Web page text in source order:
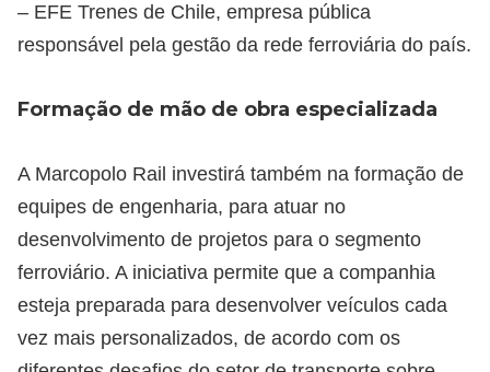
– EFE Trenes de Chile, empresa pública
responsável pela gestão da rede ferroviária do país.
Formação de mão de obra especializada
A Marcopolo Rail investirá também na formação de
equipes de engenharia, para atuar no
desenvolvimento de projetos para o segmento
ferroviário. A iniciativa permite que a companhia
esteja preparada para desenvolver veículos cada
vez mais personalizados, de acordo com os